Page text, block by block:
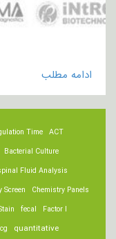
ادامه مطلب
ACT
Time
Bacterial Culture
Fluid Analysis
Chemistry Panels
Screen
Factor I
fecal
quantitative